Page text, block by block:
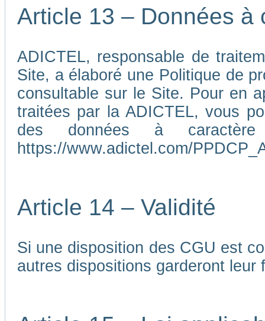
Article 13 – Données à
ADICTEL, responsable de
Site, a élaboré une Politique de
consultable sur le Site. Pour en
traitées par la ADICTEL, vous
des données à caractère
https://www.adictel.com/
Article 14 – Validité
Si une disposition des CGU est
autres dispositions garderont leur